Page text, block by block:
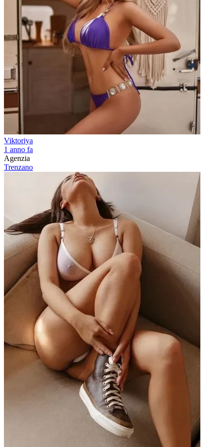
Viktoriya
1 anno fa
Agenzia
Trenzano